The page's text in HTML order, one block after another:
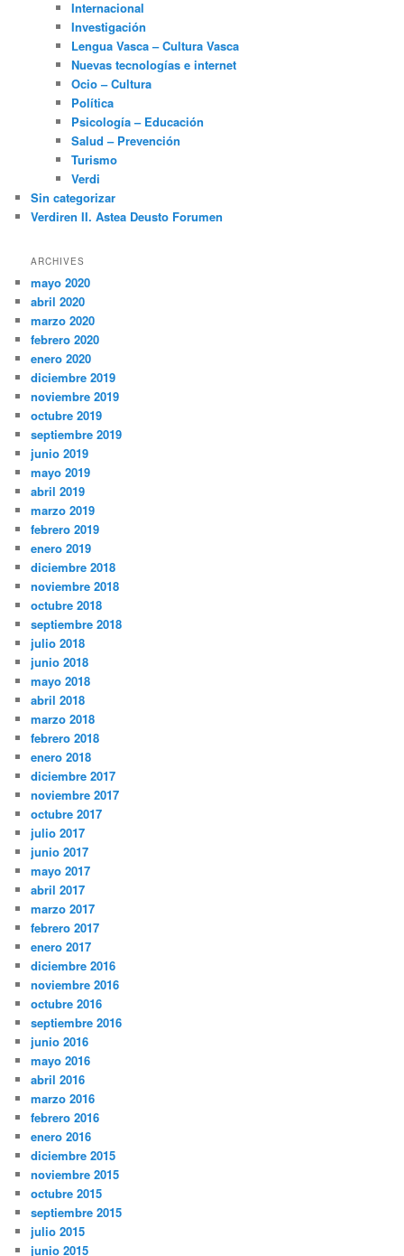
Internacional
Investigación
Lengua Vasca – Cultura Vasca
Nuevas tecnologías e internet
Ocio – Cultura
Política
Psicología – Educación
Salud – Prevención
Turismo
Verdi
Sin categorizar
Verdiren II. Astea Deusto Forumen
ARCHIVES
mayo 2020
abril 2020
marzo 2020
febrero 2020
enero 2020
diciembre 2019
noviembre 2019
octubre 2019
septiembre 2019
junio 2019
mayo 2019
abril 2019
marzo 2019
febrero 2019
enero 2019
diciembre 2018
noviembre 2018
octubre 2018
septiembre 2018
julio 2018
junio 2018
mayo 2018
abril 2018
marzo 2018
febrero 2018
enero 2018
diciembre 2017
noviembre 2017
octubre 2017
julio 2017
junio 2017
mayo 2017
abril 2017
marzo 2017
febrero 2017
enero 2017
diciembre 2016
noviembre 2016
octubre 2016
septiembre 2016
junio 2016
mayo 2016
abril 2016
marzo 2016
febrero 2016
enero 2016
diciembre 2015
noviembre 2015
octubre 2015
septiembre 2015
julio 2015
junio 2015